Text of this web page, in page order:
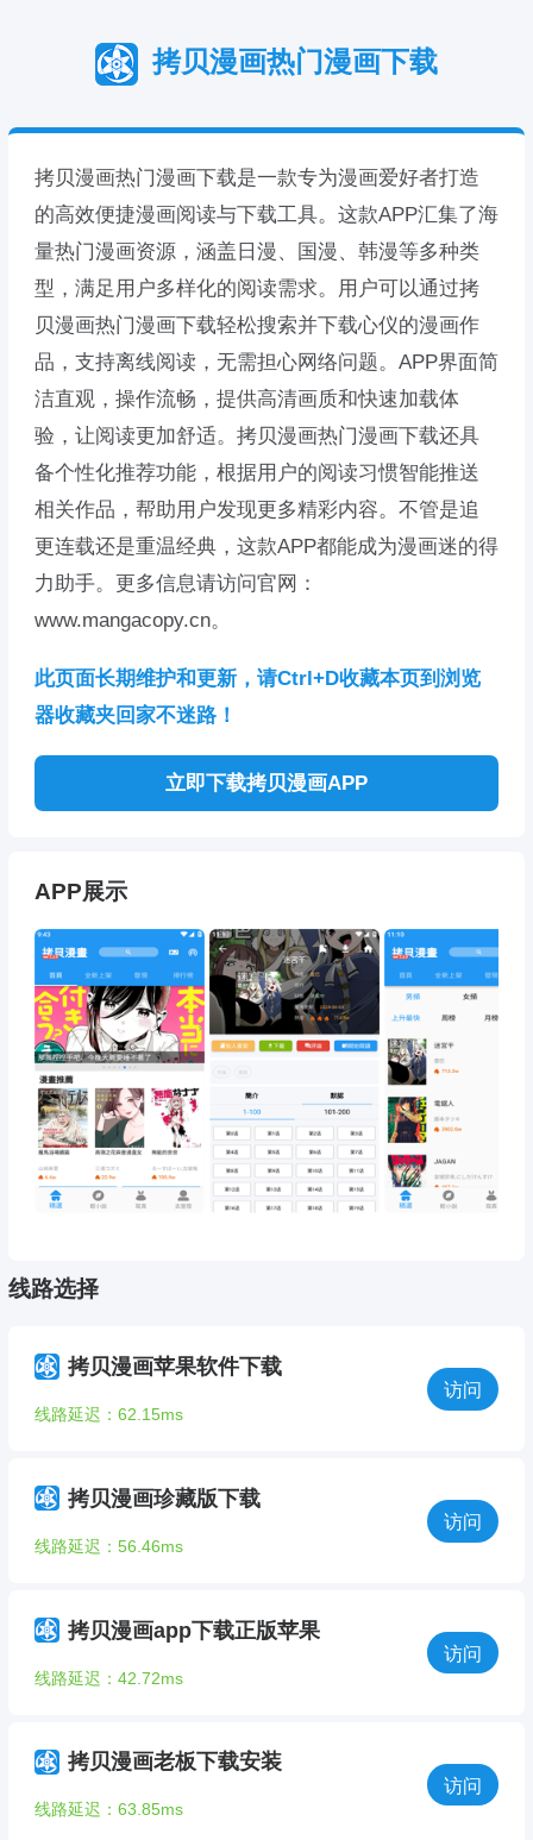
拷贝漫画热门漫画下载
拷贝漫画热门漫画下载是一款专为漫画爱好者打造
的高效便捷漫画阅读与下载工具。这款APP汇集了海
量热门漫画资源，涵盖日漫、国漫、韩漫等多种类
型，满足用户多样化的阅读需求。用户可以通过拷
贝漫画热门漫画下载轻松搜索并下载心仪的漫画作
品，支持离线阅读，无需担心网络问题。APP界面简
洁直观，操作流畅，提供高清画质和快速加载体
验，让阅读更加舒适。拷贝漫画热门漫画下载还具
备个性化推荐功能，根据用户的阅读习惯智能推送
相关作品，帮助用户发现更多精彩内容。不管是追
更连载还是重温经典，这款APP都能成为漫画迷的得
力助手。更多信息请访问官网：
www.mangacopy.cn。
此页面长期维护和更新，请Ctrl+D收藏本页到浏览
器收藏夹回家不迷路！
立即下载拷贝漫画APP
APP展示
线路选择
拷贝漫画苹果软件下载
线路延迟：62.15ms
访问
拷贝漫画珍藏版下载
线路延迟：56.46ms
访问
拷贝漫画app下载正版苹果
线路延迟：42.72ms
访问
拷贝漫画老板下载安装
线路延迟：63.85ms
访问